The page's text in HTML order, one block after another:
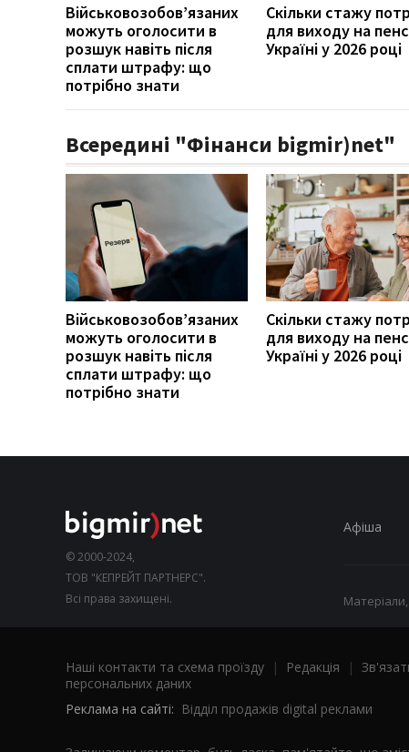
Військовозобов’язаних
можуть оголосити в
розшук навіть після
сплати штрафу: що
потрібно знати
Скільки стажу
для виходу на
Україні у 2026 році
Всередині "Фінанси bigmir)net"
Військовозобов’язаних
можуть оголосити в
розшук навіть після
сплати штрафу: що
потрібно знати
Скільки стажу
для виходу на
Україні у 2026 році
© 2000-2024,
ТОВ "КЕПРЕЙТ ПАРТНЕРС".
Всі права захищені.
Афіша
Наші контакти та схема проїзду | Редакція |
персональних даних
Реклама на сайті: Відділ продажів digital реклами